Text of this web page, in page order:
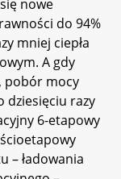
nowe
do 94%
mniej ciepła
A gdy
pobór mocy
dziesięciu razy
6-etapowy
– ładowania